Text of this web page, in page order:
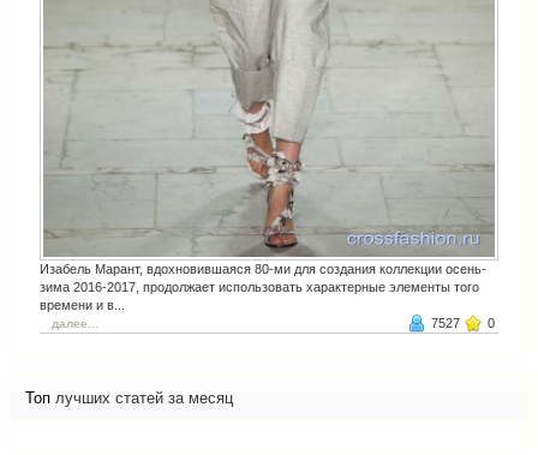
Изабель Марант, вдохновившаяся 80-ми для создания коллекции осень-
зима 2016-2017, продолжает использовать характерные элементы того
времени и в...
далее... 7527 0
Топ лучших статей за месяц